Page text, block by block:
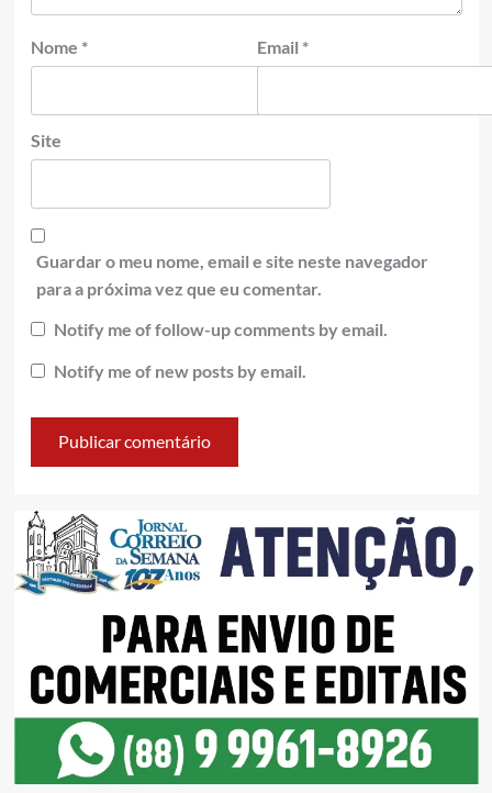
Nome * Email *
Site
Guardar o meu nome, email e site neste navegador
para a próxima vez que eu comentar.
Notify me of follow-up comments by email.
Notify me of new posts by email.